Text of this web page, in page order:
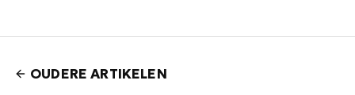
OUDERE ARTIKELEN